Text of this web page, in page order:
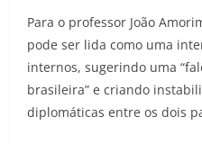
Para o professor João
pode ser lida como uma
internos, sugerindo uma
brasileira” e criando
diplomáticas entre os dois